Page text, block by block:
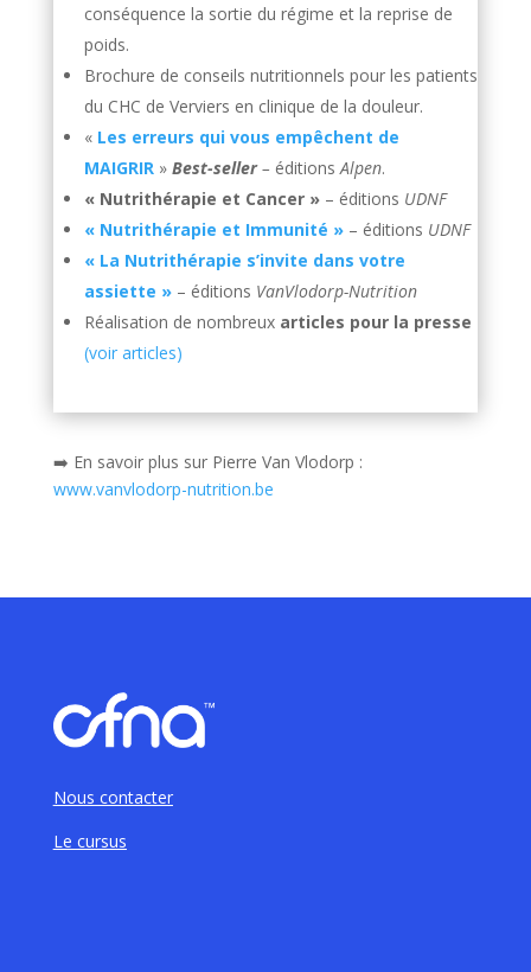
conséquence la sortie du régime et la reprise de
poids.
Brochure de conseils nutritionnels pour les patients
du CHC de Verviers en clinique de la douleur.
« Les erreurs qui vous empêchent de
MAIGRIR» Best-seller– éditions Alpen.
« Nutrithérapie et Cancer »– éditions UDNF
« Nutrithérapie et Immunité »– éditions UDNF
« La Nutrithérapie s’invite dans votre
assiette »– éditions VanVlodorp-Nutrition
Réalisation de nombreux articles pour la presse
(voir articles)
➡️ En savoir plus sur Pierre Van Vlodorp :
www.vanvlodorp-nutrition.be
Nous contacter
Le cursus